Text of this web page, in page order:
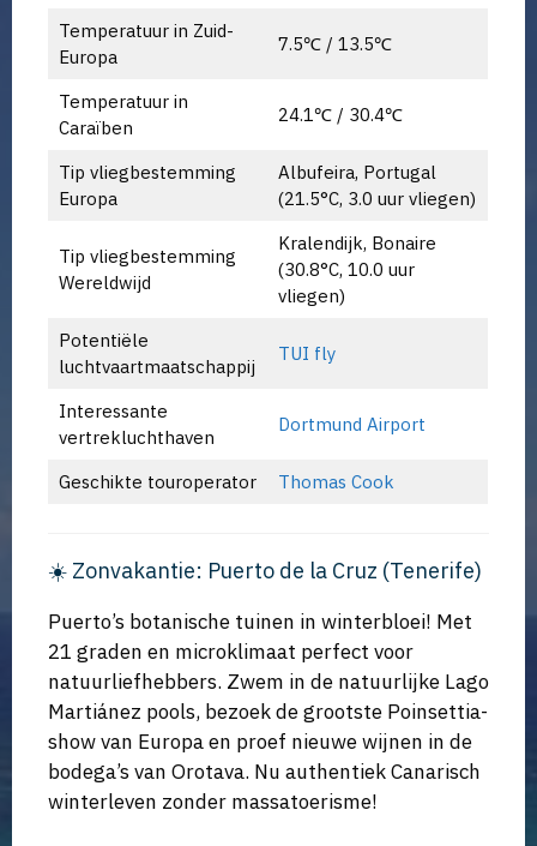
Temperatuur in Zuid-
Europa
7.5℃ / 13.5℃
Temperatuur in
Caraïben
24.1℃ / 30.4℃
Tip vliegbestemming
Europa
Albufeira, Portugal
(21.5°C, 3.0 uur vliegen)
Tip vliegbestemming
Wereldwijd
Kralendijk, Bonaire
(30.8°C, 10.0 uur
vliegen)
Potentiële
luchtvaartmaatschappij
TUI fly
Interessante
vertrekluchthaven
Dortmund Airport
Geschikte touroperator Thomas Cook
☀️ Zonvakantie: Puerto de la Cruz (Tenerife)
Puerto’s botanische tuinen in winterbloei! Met
21 graden en microklimaat perfect voor
natuurliefhebbers. Zwem in de natuurlijke Lago
Martiánez pools, bezoek de grootste Poinsettia-
show van Europa en proef nieuwe wijnen in de
bodega’s van Orotava. Nu authentiek Canarisch
winterleven zonder massatoerisme!